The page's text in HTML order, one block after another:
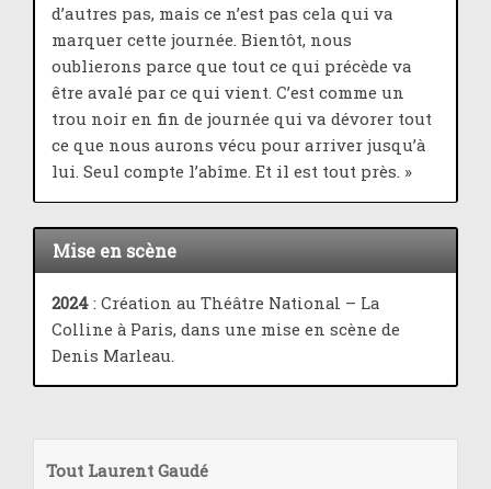
d’autres pas, mais ce n’est pas cela qui va
marquer cette journée. Bientôt, nous
oublierons parce que tout ce qui précède va
être avalé par ce qui vient. C’est comme un
trou noir en fin de journée qui va dévorer tout
ce que nous aurons vécu pour arriver jusqu’à
lui. Seul compte l’abîme. Et il est tout près. »
Mise en scène
2024: Création au Théâtre National – La
Colline à Paris, dans une mise en scène de
Denis Marleau.
Tout Laurent Gaudé